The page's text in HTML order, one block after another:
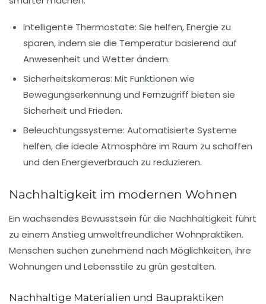
Intelligente Thermostate: Sie helfen, Energie zu
sparen, indem sie die Temperatur basierend auf
Anwesenheit und Wetter ändern.
Sicherheitskameras: Mit Funktionen wie
Bewegungserkennung und Fernzugriff bieten sie
Sicherheit und Frieden.
Beleuchtungssysteme: Automatisierte Systeme
helfen, die ideale Atmosphäre im Raum zu schaffen
und den Energieverbrauch zu reduzieren.
Nachhaltigkeit im modernen Wohnen
Ein wachsendes Bewusstsein für die Nachhaltigkeit führt
zu einem Anstieg umweltfreundlicher Wohnpraktiken.
Menschen suchen zunehmend nach Möglichkeiten, ihre
Wohnungen und Lebensstile zu grün gestalten.
Nachhaltige Materialien und Baupraktiken